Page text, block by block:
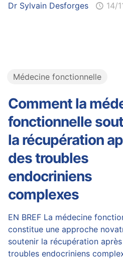
Dr Sylvain Desforges 14/
Médecine fonctionnelle
Comment la
fonctionnelle
la récupération
des troubles
endocriniens
complexes
EN BREF La médecine
constitue une approche
soutenir la récupération
troubles endocriniens